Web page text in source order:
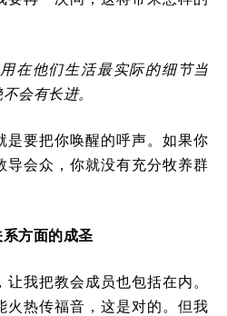
在他们生活最实际的细节当
会有长进。
是要把你唤醒的呼声。如果你
导会众，你就没有充分牧养群
方面的成圣
我把教会成员也包括在内。
火热传福音，这是对的。但我